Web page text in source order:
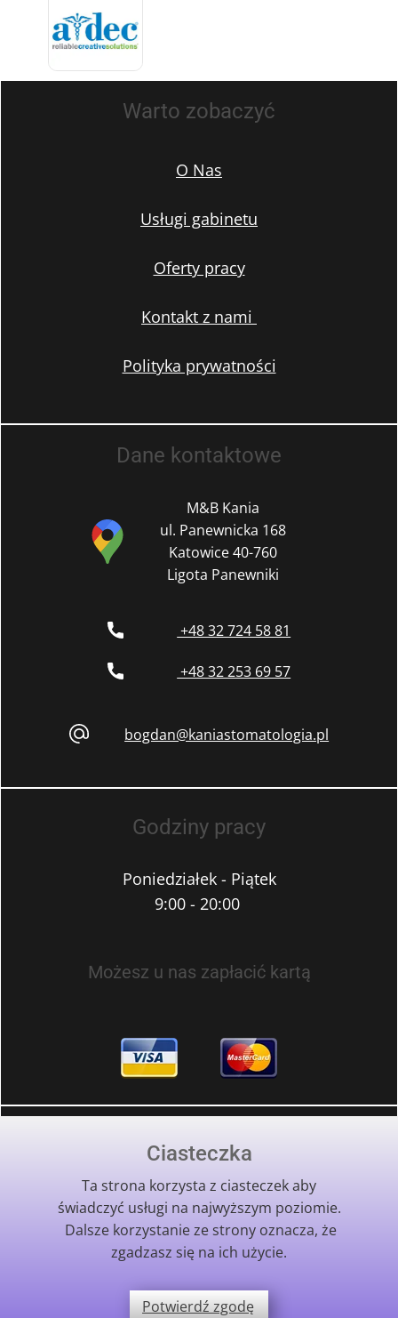
Warto zobaczyć
O Nas
Usługi gabinetu
Oferty pracy
Kontakt z nami
Polityka prywatności
Dane kontaktowe
M&B Kania
ul. Panewnicka 168
Katowice 40-760
Ligota Panewniki
+48 32 724 58 81
+48 32 253 69 57
bogdan@kaniastomatologia.pl
Godziny pracy
Poniedziałek - Piątek
9:00 - 20:00
Możesz u nas zapłacić kartą
Nagłe sytuacje
W nagłych przypadkach prosimy o kontakt
telefoniczny.
Recepcjonista umówi wizytę w najszybszym
możliwym terminie.
Ciasteczka
Ta strona korzysta z ciasteczek aby
świadczyć usługi na najwyższym poziomie.
Dalsze korzystanie ze strony oznacza, że
zgadzasz się na ich użycie.
Potwierdź zgodę